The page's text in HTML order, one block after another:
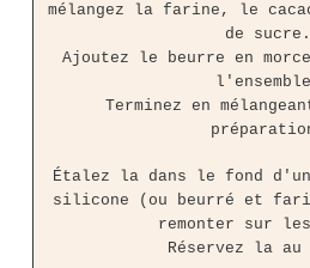
mélangez la farine, le
de sucre.
Ajoutez le beurre en
Terminez en
Étalez la dans le fond d'un
silicone (ou beurré et
remonter sur
Réservez la